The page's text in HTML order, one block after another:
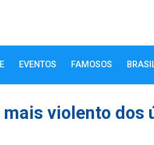
EVENTOS FAMOSOS
violento dos